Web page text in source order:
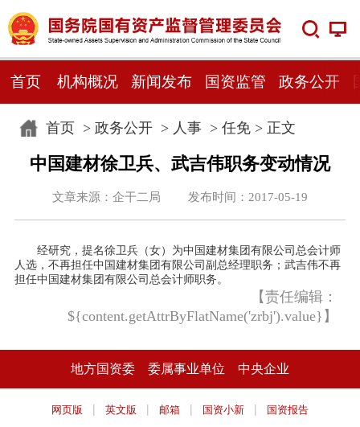
首页 机构概况 新闻发布 国资监管 政务公开
首页> 政务公开> 人事> 任免> 正文
中国建材徐卫兵、武吉伟职务变动情况
文章来源：企干二局 发布时间：2017-05-19
经研究，提名徐卫兵（女）为中国建材集团有限公司总会计师
人选，不再担任中国建材集团有限公司副总经理职务；武吉伟不再
担任中国建材集团有限公司总会计师职务。
【责任编辑：
${content.getAttrByFlatName('zrbj').value}】
地方国资委 委属事业单位 中央企业
网页版 | 英文版 | 邮箱 | 国资小新 | 国资报告